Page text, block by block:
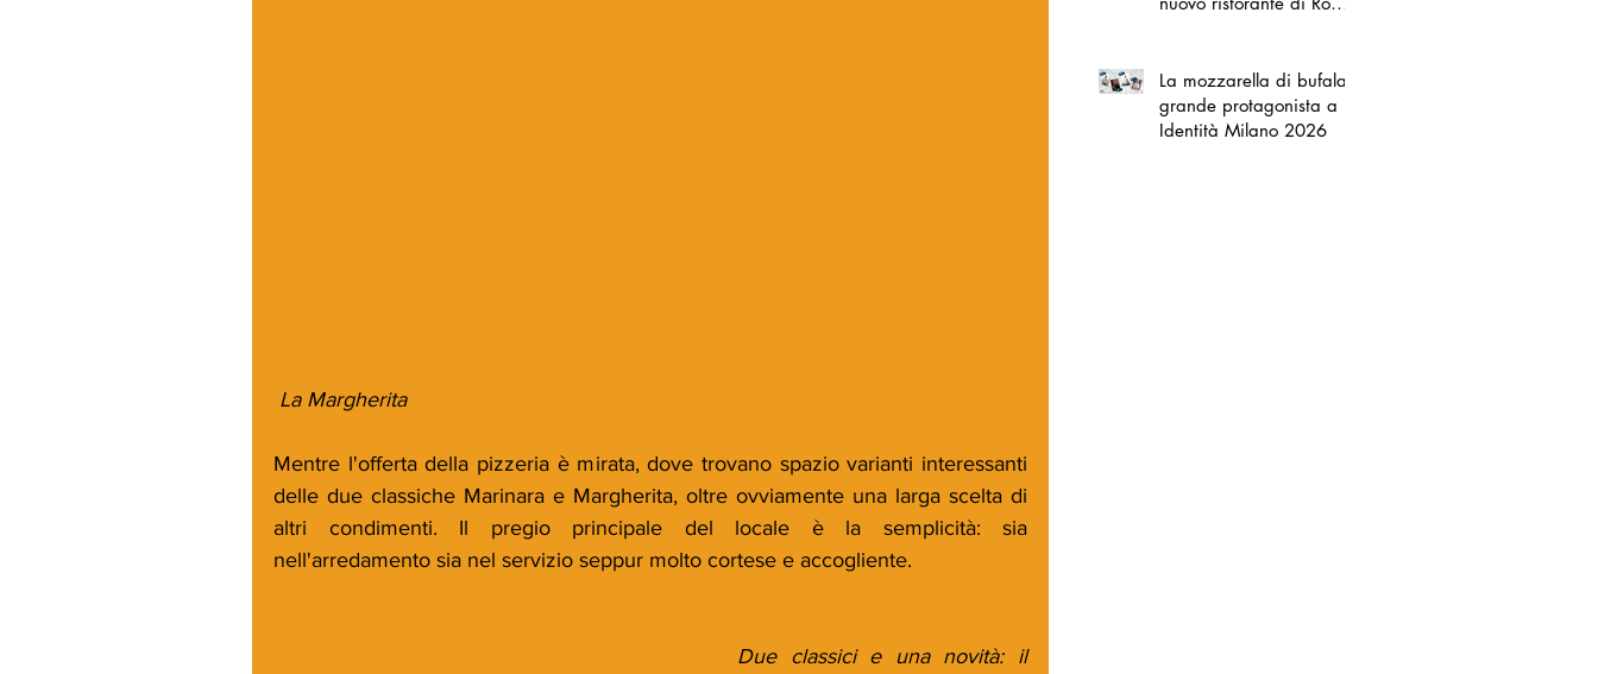
La Margherita
Mentre l'offerta della pizzeria è mirata, dove trovano spazio varianti interessanti
delle due classiche Marinara e Margherita, oltre ovviamente una larga scelta di
altri condimenti. Il pregio principale del locale è la semplicità: sia
nell'arredamento sia nel servizio seppur molto cortese e accogliente.
Due classici e una novità: il
La mozzarella di bufala
grande protagonista a
Identità Milano 2026